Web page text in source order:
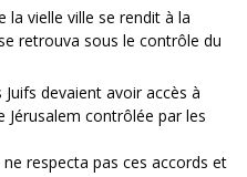
la vielle ville se rendit à la
retrouva sous le contrôle du
devaient avoir accès à
Jérusalem contrôlée par les
respecta pas ces accords et